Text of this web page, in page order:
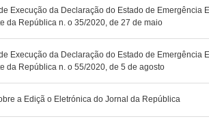
Execução da Declaração do Estado de Emergência
da República n. o 35/2020, de 27 de maio
Execução da Declaração do Estado de Emergência
da República n. o 55/2020, de 5 de agosto
a Ediçã o Eletrónica do Jornal da República